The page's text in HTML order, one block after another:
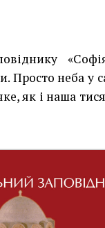
Просто неба у
як і наша